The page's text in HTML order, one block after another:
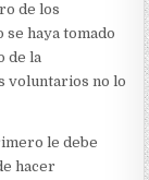
de los
haya tomado
de la
voluntarios no lo
le debe
hacer